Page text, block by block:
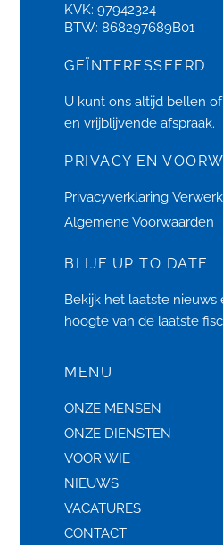
KVK: 97942324
BTW: 868297689B01
GEÏNTERESSEERD
U kunt ons altijd bellen of
en vrijblijvende afspraak.
PRIVACY EN
Privacyverklaring
Algemene Voorwaarden
BLIJF UP TO DATE
Bekijk het laatste nieuws
hoogte van de laatste
MENU
ONZE MENSEN
ONZE DIENSTEN
VOOR WIE
NIEUWS
VACATURES
CONTACT